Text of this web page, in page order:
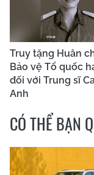
Truy tặng Huân
Bảo vệ Tổ quốc
đối với Trung sĩ
Anh
CÓ THỂ BẠN